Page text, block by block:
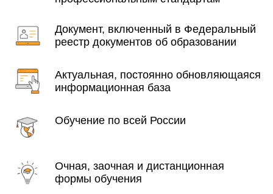
Документ, включенный в Федеральный
реестр документов об образовании
Актуальная, постоянно обновляющаяся
информационная база
Обучение по всей России
Очная, заочная и дистанционная
формы обучения